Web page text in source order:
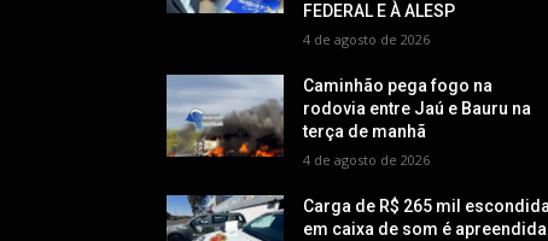
FEDERAL E À ALESP
4 de agosto de 2026
Caminhão pega fogo na
rodovia entre Jaú e Bauru na
terça de manhã
4 de agosto de 2026
Carga de R$ 265 mil
em caixa de som é apreendida